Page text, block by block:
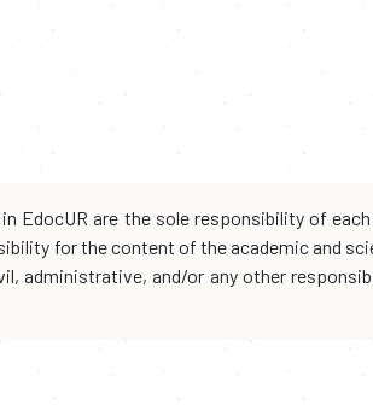
EdocUR are the sole responsibility of
for the content of the academic and
administrative, and/or any other